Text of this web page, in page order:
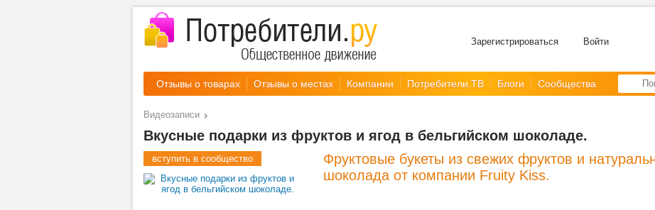
Зарегистрироваться Войти
Отзывы о товарах Отзывы о местах Компании Потребители.ТВ Блоги Сообщества
Видеозаписи
Вкусные подарки из фруктов и ягод в бельгийском шоколаде.
вступить в сообщество
Фруктовые букеты из свежих фруктов и
шоколада от компании Fruity Kiss.